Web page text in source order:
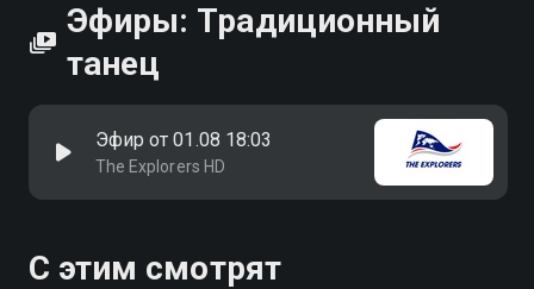
Эфиры: Традиционный
танец
Эфир от 01.08 18:03
The Explorers HD
С этим смотрят